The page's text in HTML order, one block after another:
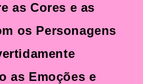
as Cores e as
os Personagens
as Emoções e